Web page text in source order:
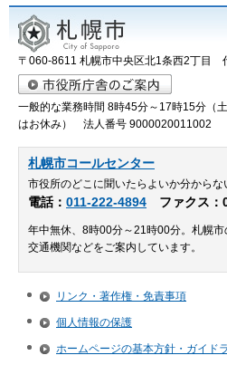
〒060-8611 札幌市中央区北1条西2丁目
一般的な業務時間 8時45分～17時15分（
はお休み） 法人番号 9000020011002
札幌市コールセンター
市役所のどこに聞いたらよいか分からな
電話： 011-222-4894 ファクス
年中無休、8時00分～21時00分。札幌市
交通機関などをご案内しています。
リンク・著作権・免責事項
個人情報の保護
ホームページの基本方針・ガイド